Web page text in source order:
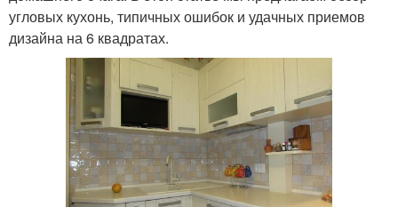
угловых кухонь, типичных ошибок и удачных приемов
дизайна на 6 квадратах.